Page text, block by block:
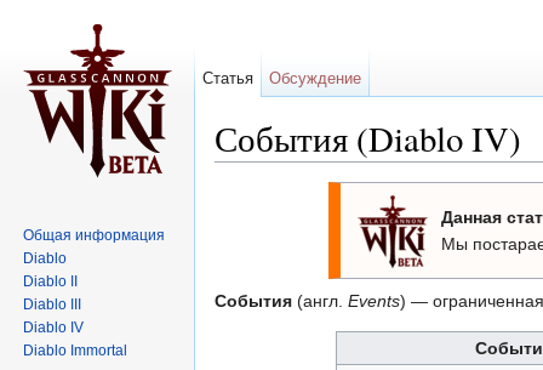
События (Diablo IV)
Данная
Мы
События (англ. Events) —
Статья Обсуждение
Общая информация
Diablo
Diablo II
Diablo III
Diablo IV
Diablo Immortal